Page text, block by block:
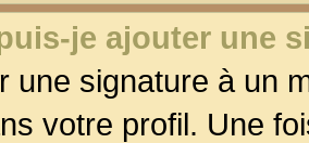
je ajouter une
une signature à un
votre profil. Une